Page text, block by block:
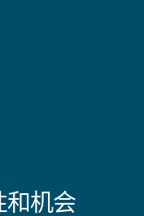
和机会